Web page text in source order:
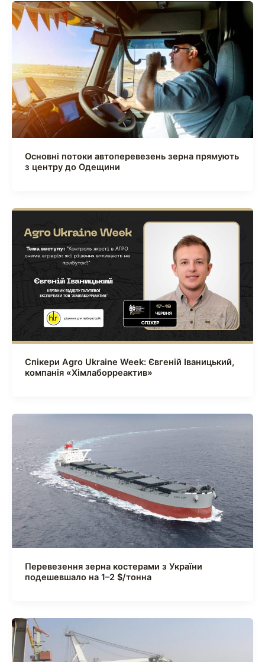
Основні потоки автоперевезень зерна прямують
з центру до Одещини
Спікери Agro Ukraine Week: Євгеній Іваницький,
компанія «Хімлаборреактив»
Перевезення зерна костерами з України
подешевшало на 1–2 $/тонна